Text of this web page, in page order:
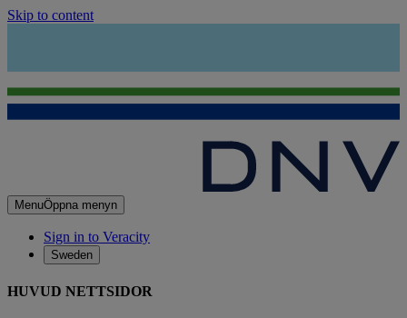
Skip to content
MenuÖppna menyn
Sign in to Veracity
Sweden
HUVUD NETTSIDOR